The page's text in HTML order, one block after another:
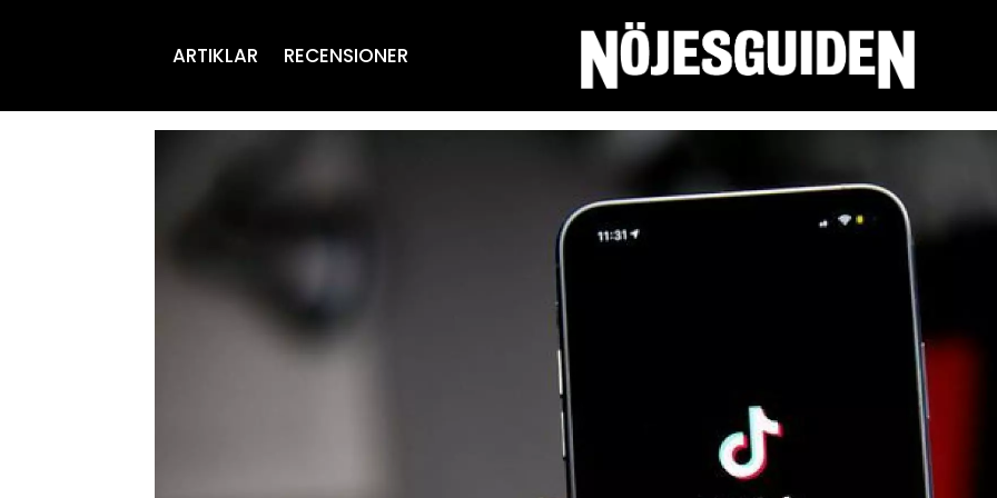
ARTIKLAR RECENSIONER